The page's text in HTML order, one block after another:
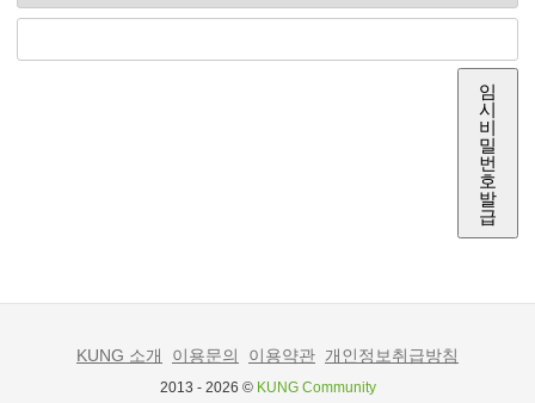
임
시
비
밀
번
호
발
급
KUNG 소개 이용문의 이용약관 개인정보취급방침
2013 - 2026 © KUNG Community